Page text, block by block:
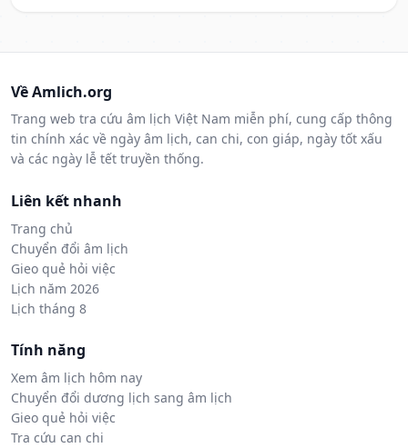
Về Amlich.org
Trang web tra cứu âm lịch Việt Nam miễn phí, cung cấp thông
tin chính xác về ngày âm lịch, can chi, con giáp, ngày tốt xấu
và các ngày lễ tết truyền thống.
Liên kết nhanh
Trang chủ
Chuyển đổi âm lịch
Gieo quẻ hỏi việc
Lịch năm 2026
Lịch tháng 8
Tính năng
Xem âm lịch hôm nay
Chuyển đổi dương lịch sang âm lịch
Gieo quẻ hỏi việc
Tra cứu can chi